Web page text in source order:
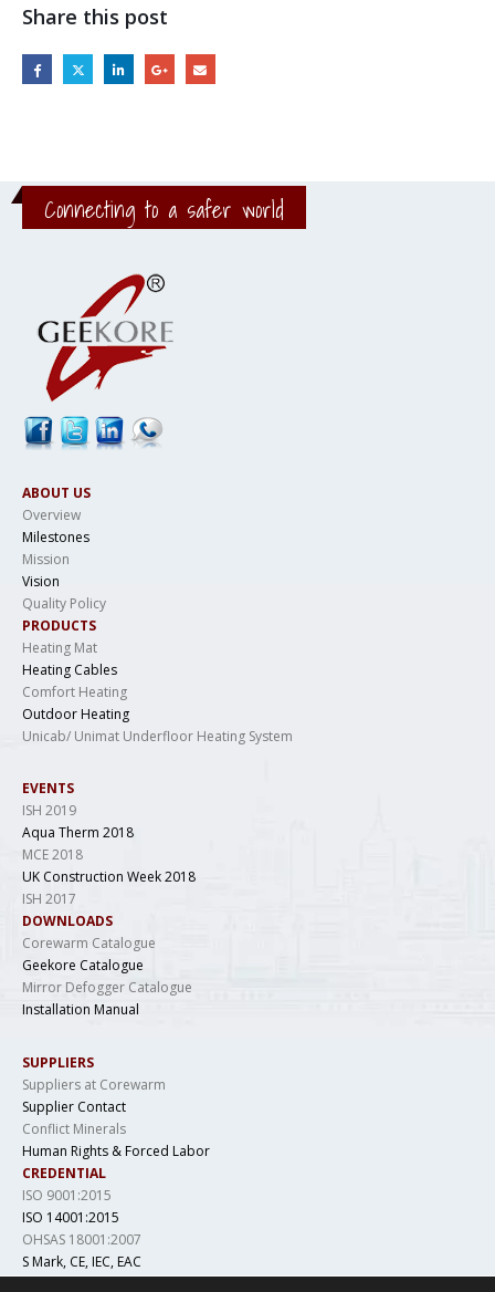
Share this post
Connecting to a safer world
ABOUT US
Overview
Milestones
Mission
Vision
Quality Policy
PRODUCTS
Heating Mat
Heating Cables
Comfort Heating
Outdoor Heating
Unicab/ Unimat Underfloor Heating System
EVENTS
ISH 2019
Aqua Therm 2018
MCE 2018
UK Construction Week 2018
ISH 2017
DOWNLOADS
Corewarm Catalogue
Geekore Catalogue
Mirror Defogger Catalogue
Installation Manual
SUPPLIERS
Suppliers at Corewarm
Supplier Contact
Conflict Minerals
Human Rights & Forced Labor
CREDENTIAL
ISO 9001:2015
ISO 14001:2015
OHSAS 18001:2007
S Mark, CE, IEC, EAC